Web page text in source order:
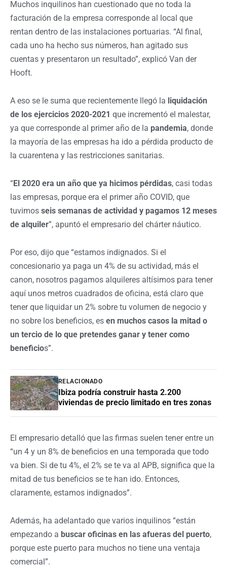
Muchos inquilinos han cuestionado que no toda la
facturación de la empresa corresponde al local que
rentan dentro de las instalaciones portuarias. “Al final,
cada uno ha hecho sus números, han agitado sus
cuentas y presentaron un resultado”, explicó Van der
Hooft.
A eso se le suma que recientemente llegó la liquidación
de los ejercicios 2020-2021 que incrementó el malestar,
ya que corresponde al primer año de la pandemia, donde
la mayoría de las empresas ha ido a pérdida producto de
la cuarentena y las restricciones sanitarias.
“El 2020 era un año que ya hicimos pérdidas, casi todas
las empresas, porque era el primer año COVID, que
tuvimos seis semanas de actividad y pagamos 12 meses
de alquiler”, apuntó el empresario del chárter náutico.
Por eso, dijo que “estamos indignados. Si el
concesionario ya paga un 4% de su actividad, más el
canon, nosotros pagamos alquileres altísimos para tener
aquí unos metros cuadrados de oficina, está claro que
tener que liquidar un 2% sobre tu volumen de negocio y
no sobre los beneficios, es en muchos casos la mitad o
un tercio de lo que pretendes ganar y tener como
beneficios”.
RELACIONADO
Ibiza podría construir hasta 2.200
viviendas de precio limitado en tres zonas
El empresario detalló que las firmas suelen tener entre un
“un 4 y un 8% de beneficios en una temporada que todo
va bien. Si de tu 4%, el 2% se te va al APB, significa que la
mitad de tus beneficios se te han ido. Entonces,
claramente, estamos indignados”.
Además, ha adelantado que varios inquilinos “están
empezando a buscar oficinas en las afueras del puerto,
porque este puerto para muchos no tiene una ventaja
comercial”.